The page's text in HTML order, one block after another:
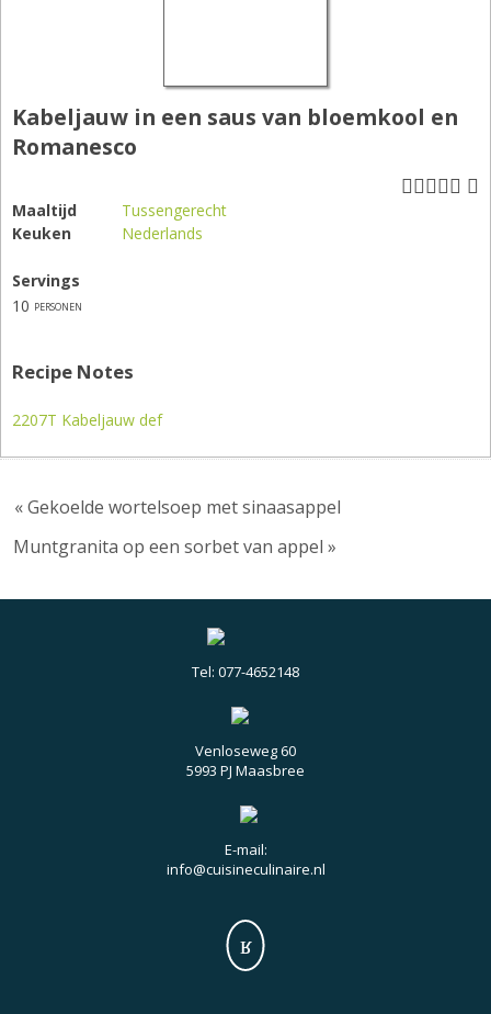
Kabeljauw in een saus van bloemkool en
Romanesco
Maaltijd
Tussengerecht
Keuken
Nederlands
Servings
10 personen
Recipe Notes
2207T Kabeljauw def
« Gekoelde wortelsoep met sinaasappel
Muntgranita op een sorbet van appel »
Tel: 077-4652148
Venloseweg 60
5993 PJ Maasbree
E-mail:
info@cuisineculinaire.nl